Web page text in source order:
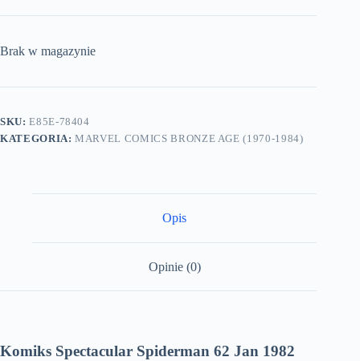
Brak w magazynie
SKU:E85E-78404
KATEGORIA:MARVEL COMICS BRONZE AGE (1970-1984)
Opis
Opinie (0)
Komiks Spectacular Spiderman 62 Jan 1982